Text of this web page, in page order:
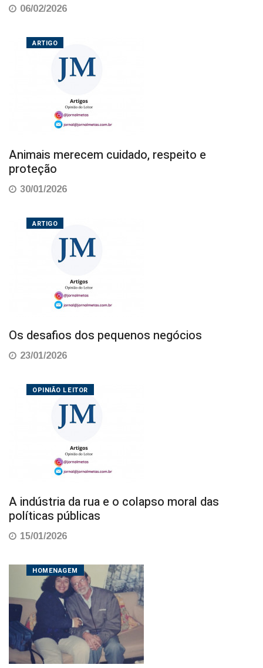
06/02/2026
ARTIGO
Animais merecem cuidado, respeito e
proteção
30/01/2026
ARTIGO
Os desafios dos pequenos negócios
23/01/2026
OPINIÃO LEITOR
A indústria da rua e o colapso moral das
políticas públicas
15/01/2026
HOMENAGEM